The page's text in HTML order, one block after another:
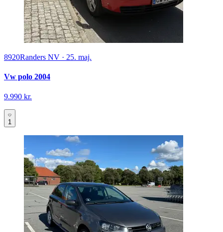
8920Randers NV · 25. maj.
Vw polo 2004
9.990 kr.
1